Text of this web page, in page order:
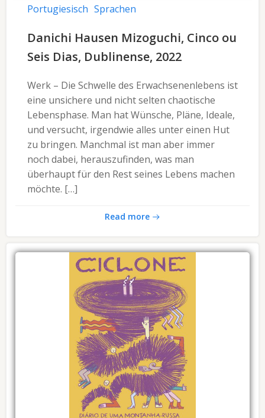
Portugiesisch Sprachen
Danichi Hausen Mizoguchi, Cinco ou
Seis Dias, Dublinense, 2022
Werk – Die Schwelle des Erwachsenenlebens ist
eine unsichere und nicht selten chaotische
Lebensphase. Man hat Wünsche, Pläne, Ideale,
und versucht, irgendwie alles unter einen Hut
zu bringen. Manchmal ist man aber immer
noch dabei, herauszufinden, was man
überhaupt für den Rest seines Lebens machen
möchte. […]
Read more